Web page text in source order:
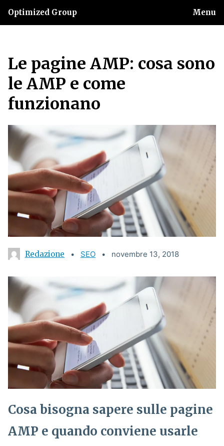
Optimized Group Menu
Le pagine AMP: cosa sono
le AMP e come
funzionano
Redazione Categories:
SEO novembre 13, 2018
Cosa bisogna sapere sulle pagine
AMP e quando conviene usarle